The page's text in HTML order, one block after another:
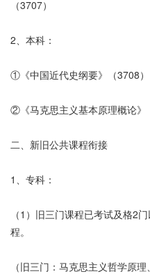
（3707）
2、本科：
①《中国近代史纲要》（3708）
②《马克思主义基本原理概论》
二、新旧公共课程衔接
1、专科：
（1）旧三门课程已考试及格2
程。
（旧三门：马克思主义哲学原